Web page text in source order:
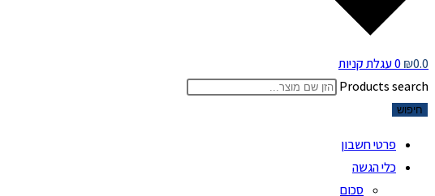
₪0.0
0עגלת קניות
Products search
חיפוש
פרטי חשבון
כלי הגשה
סכום